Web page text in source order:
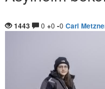
1443 0 +0 -0 Carl